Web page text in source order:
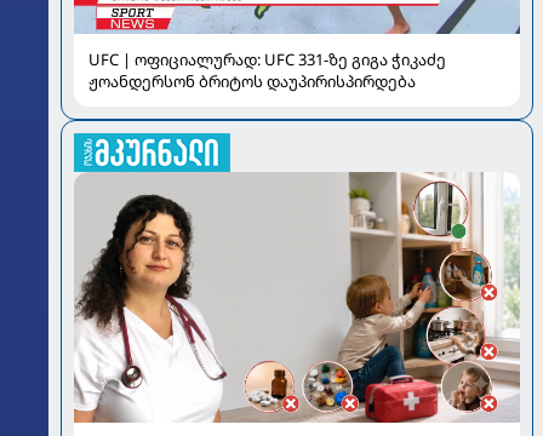
UFC | ოფიციალურად: UFC 331-ზე გიგა ჭიკაძე
ჟოანდერსონ ბრიტოს დაუპირისპირდება